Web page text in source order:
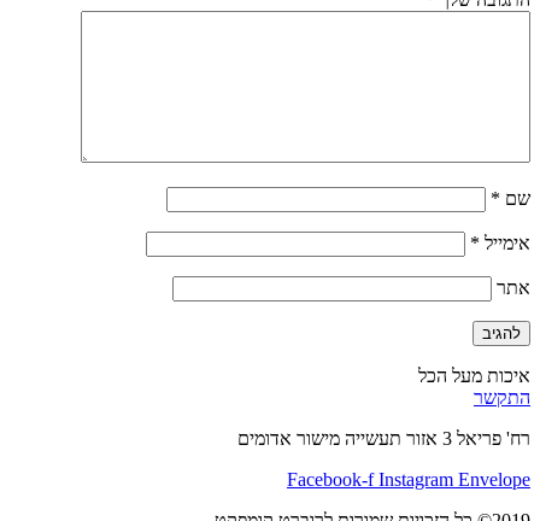
שם *
אימייל *
אתר
איכות מעל הכל
התקשר
רח' פריאל 3 אזור תעשייה מישור אדומים
Facebook-f Instagram Envelope